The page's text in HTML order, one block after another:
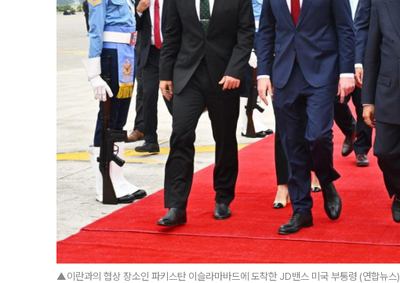
▲이란과의 협상 장소인 파키스탄 이슬라마바드에 도착한 JD밴스 미국 부통령 (연합뉴스)